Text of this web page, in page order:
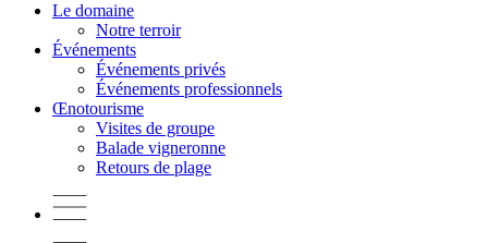
Le domaine
Notre terroir
Événements
Événements privés
Événements professionnels
Œnotourisme
Visites de groupe
Balade vigneronne
Retours de plage